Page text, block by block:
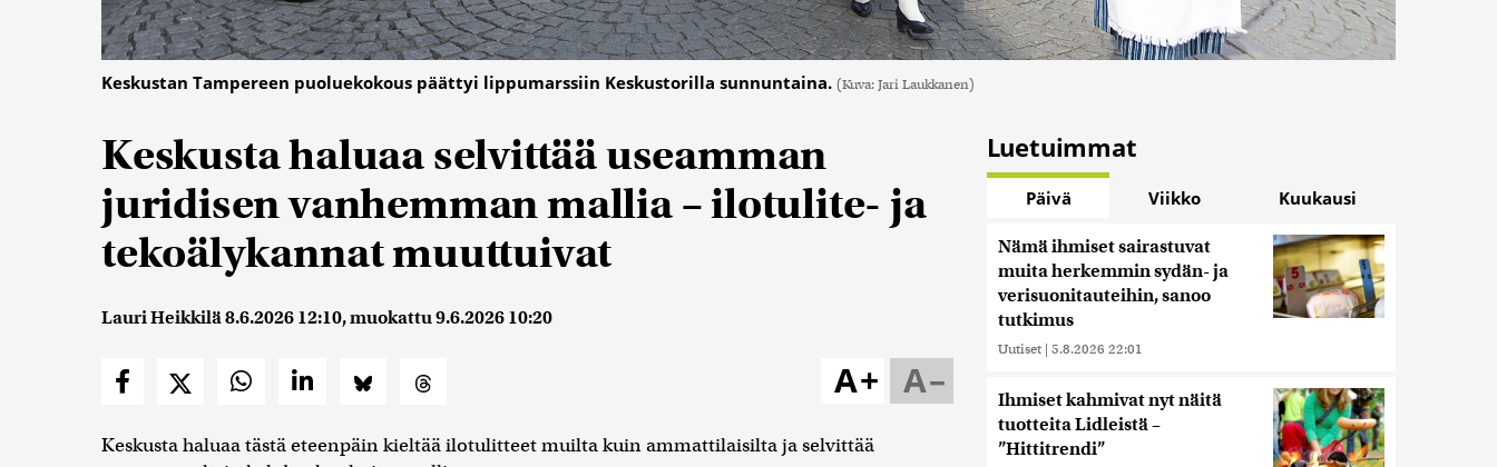
Keskustan Tampereen puoluekokous päättyi lippumarssiin Keskustorilla sunnuntaina. (Kuva: Jari Laukkanen)
Keskusta haluaa selvittää useamman
juridisen vanhemman mallia – ilotulite- ja
tekoälykannat muuttuivat
Lauri Heikkilä8.6.2026 12:10, muokattu9.6.2026 10:20
A–
A+
Keskusta haluaa tästä eteenpäin kieltää ilotulitteet muilta kuin ammattilaisilta ja selvittää
Luetuimmat
Päivä Viikko Kuukausi
Nämä ihmiset sairastuvat
muita herkemmin sydän- ja
verisuonitauteihin, sanoo
tutkimus
Uutiset | 5.8.2026 22:01
Ihmiset kahmivat nyt näitä
tuotteita Lidleistä –
”Hittitrendi”